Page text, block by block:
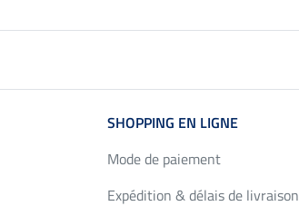
SHOPPING EN LIGNE
Mode de paiement
Expédition & délais de livraison